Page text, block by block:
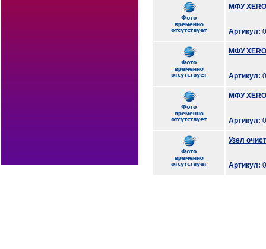
МФУ
Артикул:
МФУ
Артикул:
МФУ
Артикул:
Узел
Артикул: